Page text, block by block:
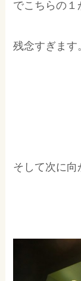
でこちらの１
残念すぎます
そして次に